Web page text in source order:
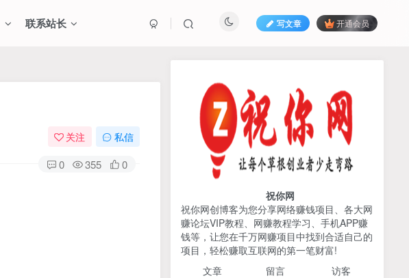
联系站长 写文章 开通会员
关注 私信
0 355 0 425人已阅读
2026姜胡说流量&商业设计，把流量转化
为留量，设计自己的商业模...
TOP1
AI编程出海实战课：10分钟
速建AI网站+支付登陆对接，
掌握出海全流程
6个月前 425人已阅读
TOP2
祝你网
祝你网创博客为您分享网络赚钱项目、各大网
赚论坛VIP教程、网赚教程学习、手机APP赚
钱等，让您在千万网赚项目中找到合适自己的
项目，轻松赚取互联网的第一笔财富!
文章 留言 访客